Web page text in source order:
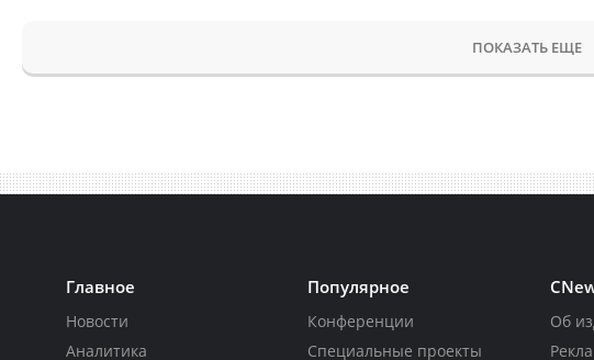
ПОКАЗАТЬ ЕЩЕ
Главное
Новости
Аналитика
Популярное
Конференции
Специальные проекты
Об